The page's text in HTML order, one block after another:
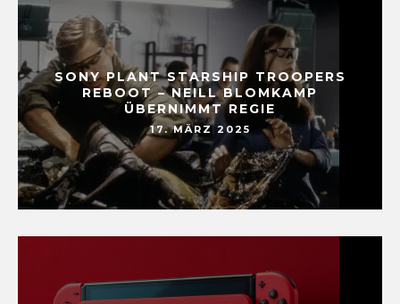
SONY PLANT STARSHIP TROOPERS
REBOOT – NEILL BLOMKAMP
ÜBERNIMMT REGIE
17. MÄRZ 2025